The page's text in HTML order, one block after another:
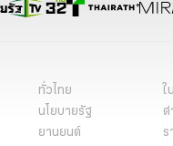
ทั่วไทย
ใ
นโยบายรัฐ
ต่
ยานยนต์
ร